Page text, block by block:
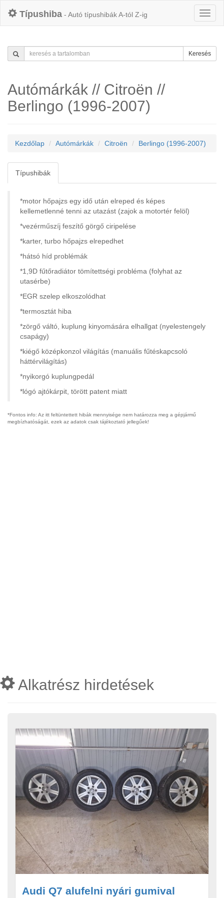
Típushiba - Autó típushibák A-tól Z-ig
Keresés
Autómárkák // Citroën //
Berlingo (1996-2007)
Kezdőlap Autómárkák Citroën Berlingo (1996-2007)
Típushibák
*motor hőpajzs egy idő után elreped és képes
kellemetlenné tenni az utazást (zajok a motortér felöl)
*vezérműszíj feszítő görgő ciripelése
*karter, turbo hőpajzs elrepedhet
*hátsó híd problémák
*1,9D fűtőradiátor tömítettségi probléma (folyhat az
utasérbe)
*EGR szelep elkoszolódhat
*termosztát hiba
*zörgő váltó, kuplung kinyomására elhallgat (nyelestengely
csapágy)
*kiégő középkonzol világítás (manuális fűtéskapcsoló
háttérvilágítás)
*nyikorgó kuplungpedál
*lógó ajtókárpit, törött patent miatt
*Fontos info: Az itt feltüntettett hibák mennyisége nem határozza meg a gépjármű
megbízhatóságát, ezek az adatok csak tájékoztató jellegűek!
Alkatrész hirdetések
Audi Q7 alufelni nyári gumival